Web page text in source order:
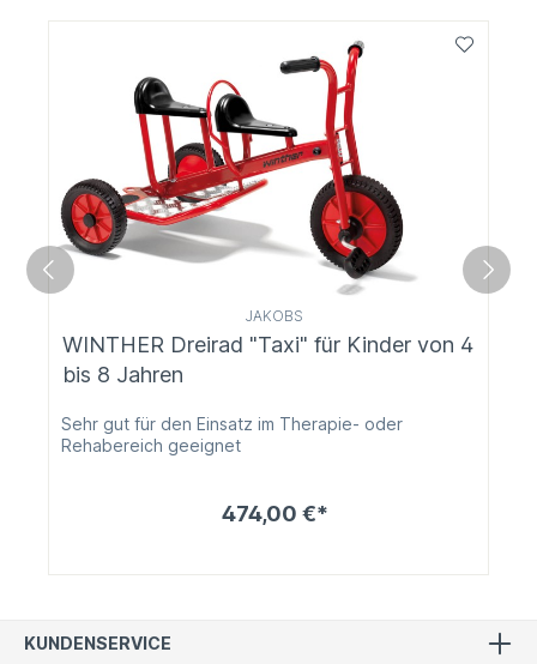
JAKOBS
WINTHER Dreirad "Taxi" für Kinder von 4
bis 8 Jahren
Sehr gut für den Einsatz im Therapie- oder
Rehabereich geeignet
474,00 €*
KUNDENSERVICE